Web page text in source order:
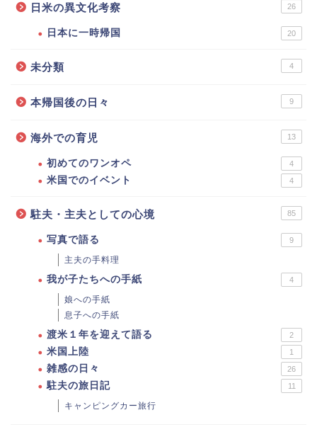
日米の異文化考察 26
日本に一時帰国 20
未分類 4
本帰国後の日々 9
海外での育児 13
初めてのワンオペ 4
米国でのイベント 4
駐夫・主夫としての心境 85
写真で語る 9
主夫の手料理
我が子たちへの手紙 4
娘への手紙
息子への手紙
渡米１年を迎えて語る 2
米国上陸 1
雑感の日々 26
駐夫の旅日記 11
キャンピングカー旅行